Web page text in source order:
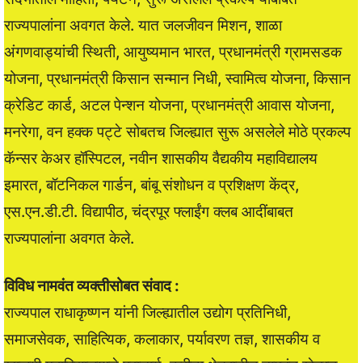
राज्यपालांना अवगत केले. यात जलजीवन मिशन, शाळा
अंगणवाड्यांची स्थिती, आयुष्यमान भारत, प्रधानमंत्री ग्रामसडक
योजना, प्रधानमंत्री किसान सन्मान निधी, स्वामित्व योजना, किसान
क्रेडिट कार्ड, अटल पेन्शन योजना, प्रधानमंत्री आवास योजना,
मनरेगा, वन हक्क पट्टे सोबतच जिल्ह्यात सुरू असलेले मोठे प्रकल्प
कॅन्सर केअर हॉस्पिटल, नवीन शासकीय वैद्यकीय महाविद्यालय
इमारत, बॉटनिकल गार्डन, बांबू संशोधन व प्रशिक्षण केंद्र,
एस.एन.डी.टी. विद्यापीठ, चंद्रपूर फ्लाईंग क्लब आदींबाबत
राज्यपालांना अवगत केले.
विविध नामवंत व्यक्तीसोबत संवाद :
राज्यपाल राधाकृष्णन यांनी जिल्ह्यातील उद्योग प्रतिनिधी,
समाजसेवक, साहित्यिक, कलाकार, पर्यावरण तज्ञ, शासकीय व